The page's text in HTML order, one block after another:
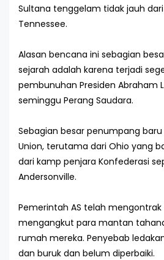
Sultana tenggelam tidak jauh
Tennessee.
Alasan bencana ini sebagian
sejarah adalah karena terjadi
pembunuhan Presiden Abraham
seminggu Perang Saudara.
Sebagian besar penumpang
Union, terutama dari Ohio yang
dari kamp penjara Konfederasi
Andersonville.
Pemerintah AS telah
mengangkut para mantan
rumah mereka. Penyebab
dan buruk dan belum diperbaiki.